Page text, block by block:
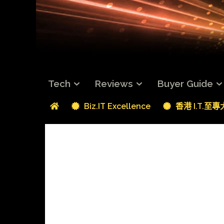
Tech Reviews Buyer Guide
Biz.IT Excellence 香港 I.T.至專